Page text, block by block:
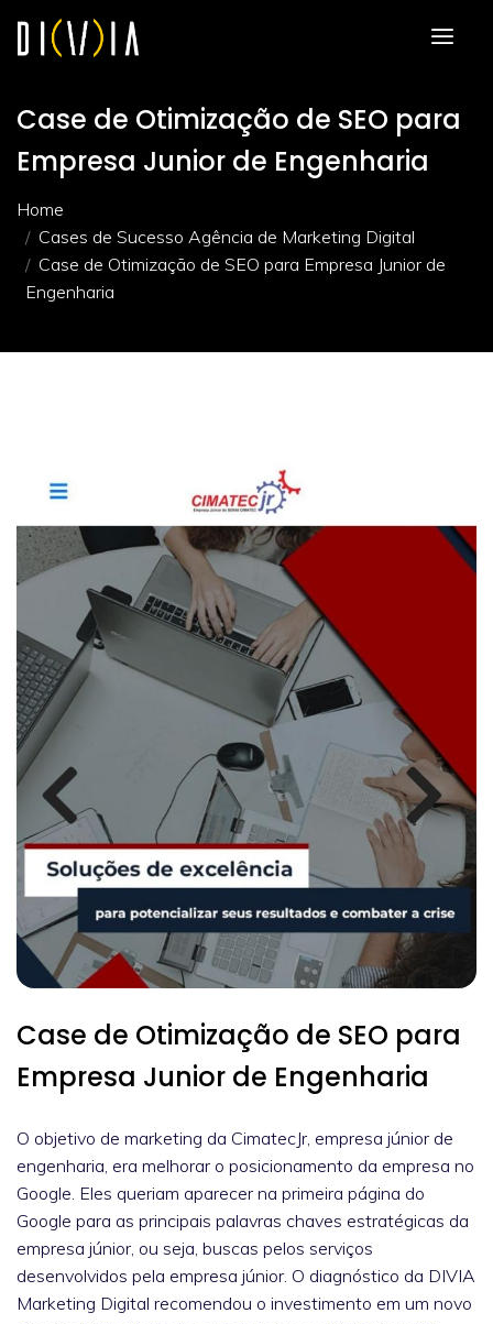
Case de Otimização de SEO para
Empresa Junior de Engenharia
Home
Cases de Sucesso Agência de Marketing Digital
Case de Otimização de SEO para Empresa Junior de
Engenharia
Case de Otimização de SEO para
Empresa Junior de Engenharia
O objetivo de marketing da CimatecJr, empresa júnior de
engenharia, era melhorar o posicionamento da empresa no
Google. Eles queriam aparecer na primeira página do
Google para as principais palavras chaves estratégicas da
empresa júnior, ou seja, buscas pelos serviços
desenvolvidos pela empresa júnior. O diagnóstico da DIVIA
Marketing Digital recomendou o investimento em um novo